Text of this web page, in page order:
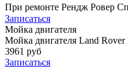
При ремонте Рендж Ровер
Записаться
Мойка двигателя
Мойка двигателя Land Rover
3961 руб
Записаться